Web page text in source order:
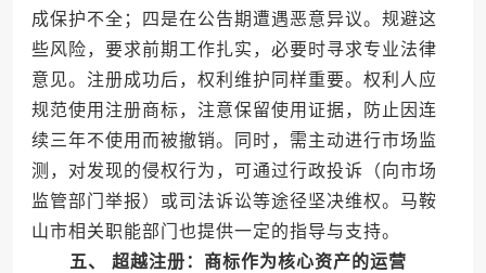
成保护不全；四是在公告期遭遇恶意异议。规避这
些风险，要求前期工作扎实，必要时寻求专业法律
意见。注册成功后，权利维护同样重要。权利人应
规范使用注册商标，注意保留使用证据，防止因连
续三年不使用而被撤销。同时，需主动进行市场监
测，对发现的侵权行为，可通过行政投诉（向市场
监管部门举报）或司法诉讼等途径坚决维权。马鞍
山市相关职能部门也提供一定的指导与支持。
五、 超越注册：商标作为核心资产的运营